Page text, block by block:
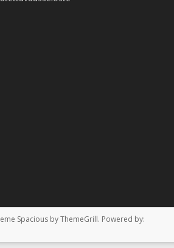
Spacious by ThemeGrill. Powered by: